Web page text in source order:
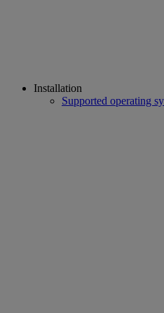
Installation
Supported operating